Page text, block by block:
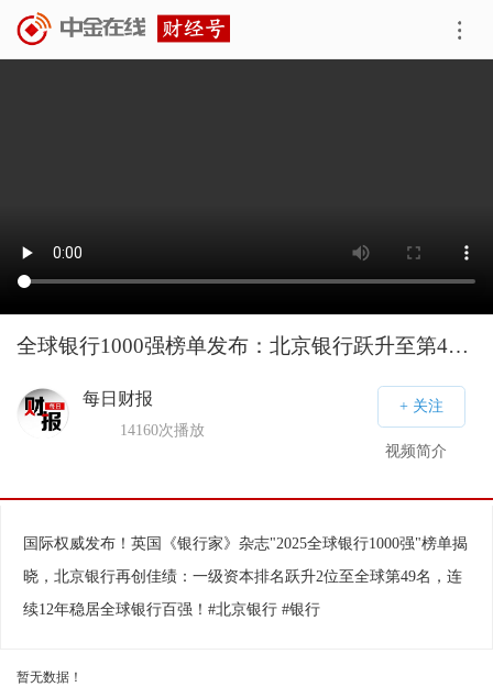
全球银行1000强榜单发布：北京银行跃升至第49位
每日财报
14160次播放
视频简介
国际权威发布！英国《银行家》杂志"2025全球银行1000强"榜单揭
晓，北京银行再创佳绩：一级资本排名跃升2位至全球第49名，连
续12年稳居全球银行百强！#北京银行 #银行
相关视频
暂无数据！